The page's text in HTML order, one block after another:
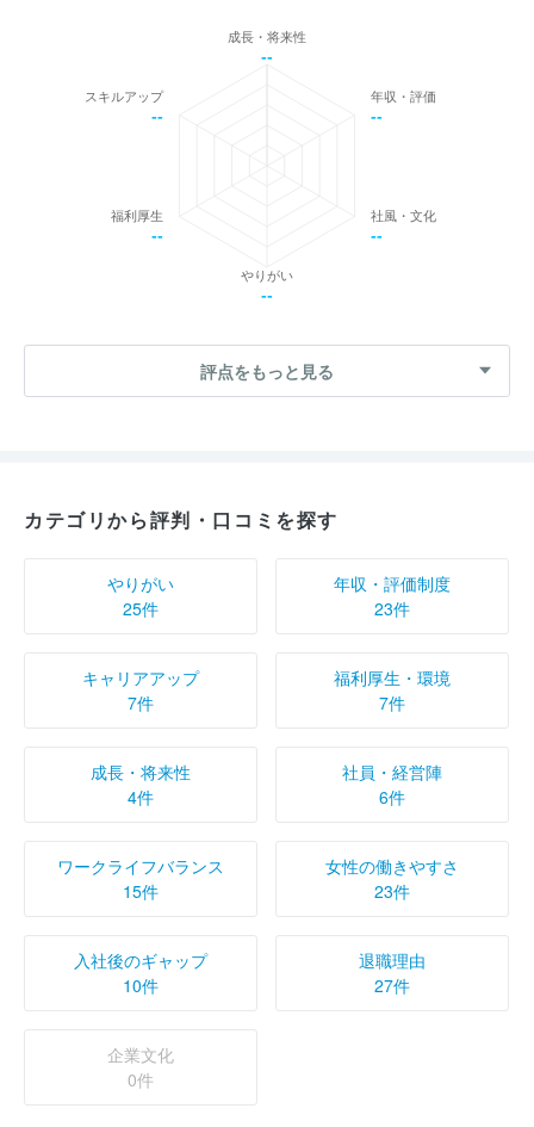
成長・将来性
--
年収・評価
--
社風・文化
--
やりがい
--
福利厚生
--
スキルアップ
--
評点をもっと見る
カテゴリから評判・口コミを探す
やりがい
25件
年収・評価制度
23件
キャリアアップ
7件
福利厚生・環境
7件
成長・将来性
4件
社員・経営陣
6件
ワークライフバランス
15件
女性の働きやすさ
23件
入社後のギャップ
10件
退職理由
27件
企業文化
0件